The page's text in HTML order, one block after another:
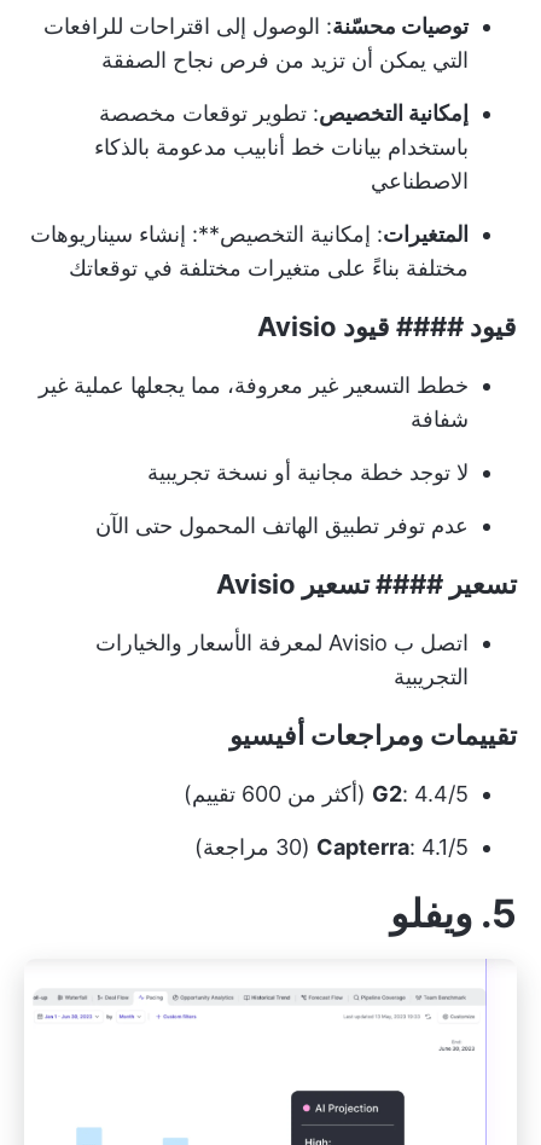
توصيات محسّنة: الوصول إلى اقتراحات للرافعات
التي يمكن أن تزيد من فرص نجاح الصفقة
إمكانية التخصيص: تطوير توقعات مخصصة
باستخدام بيانات خط أنابيب مدعومة بالذكاء
الاصطناعي
المتغيرات: إمكانية التخصيص**: إنشاء سيناريوهات
مختلفة بناءً على متغيرات مختلفة في توقعاتك
قيود #### قيود Avisio
خطط التسعير غير معروفة، مما يجعلها عملية غير
شفافة
لا توجد خطة مجانية أو نسخة تجريبية
عدم توفر تطبيق الهاتف المحمول حتى الآن
تسعير #### تسعير Avisio
اتصل ب Avisio لمعرفة الأسعار والخيارات
التجريبية
تقييمات ومراجعات أفيسيو
G2: 4.4/5 (أكثر من 600 تقييم)
Capterra: 4.1/5 (30 مراجعة)
5. ويفلو